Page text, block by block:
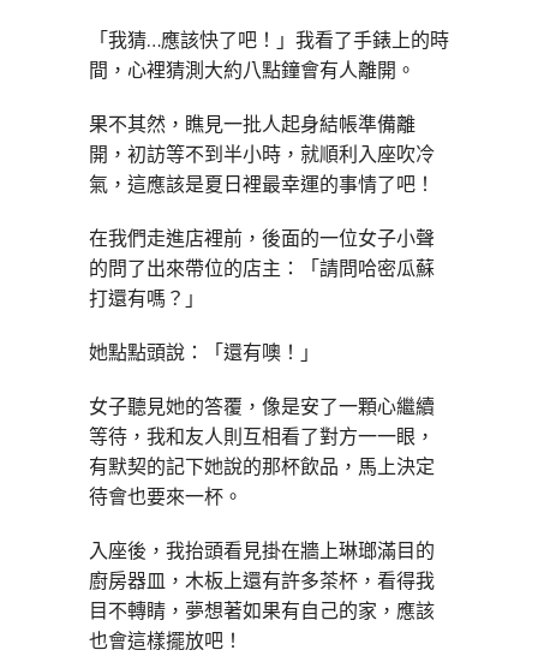
「我猜…應該快了吧！」我看了手錶上的時
間，心裡猜測大約八點鐘會有人離開。
果不其然，瞧見一批人起身結帳準備離
開，初訪等不到半小時，就順利入座吹冷
氣，這應該是夏日裡最幸運的事情了吧！
在我們走進店裡前，後面的一位女子小聲
的問了出來帶位的店主：「請問哈密瓜蘇
打還有嗎？」
她點點頭說：「還有噢！」
女子聽見她的答覆，像是安了一顆心繼續
等待，我和友人則互相看了對方一一眼，
有默契的記下她說的那杯飲品，馬上決定
待會也要來一杯。
入座後，我抬頭看見掛在牆上琳瑯滿目的
廚房器皿，木板上還有許多茶杯，看得我
目不轉睛，夢想著如果有自己的家，應該
也會這樣擺放吧！